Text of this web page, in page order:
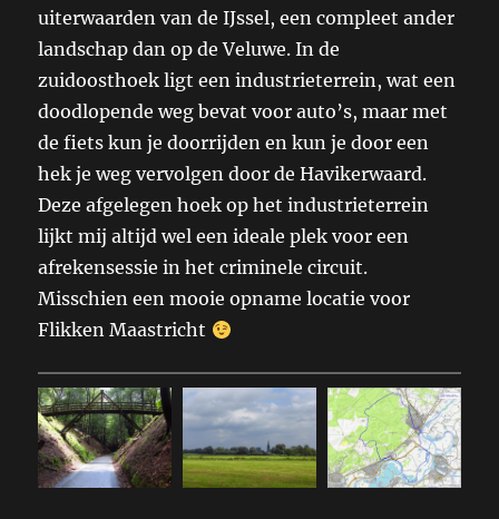
uiterwaarden van de IJssel, een compleet ander
landschap dan op de Veluwe. In de
zuidoosthoek ligt een industrieterrein, wat een
doodlopende weg bevat voor auto’s, maar met
de fiets kun je doorrijden en kun je door een
hek je weg vervolgen door de Havikerwaard.
Deze afgelegen hoek op het industrieterrein
lijkt mij altijd wel een ideale plek voor een
afrekensessie in het criminele circuit.
Misschien een mooie opname locatie voor
Flikken Maastricht